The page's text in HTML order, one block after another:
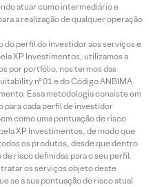
atuar como intermediário e
a realização de qualquer operação
do perfil do investidor aos serviços e
XP Investimentos, utilizamos a
por portfólio, nos termos das
nº 01 e do Código ANBIMA
Essa metodologia consiste em
para cada perfil de investidor
como uma pontuação de risco
XP Investimentos, de modo que
os produtos, desde que dentro
risco definidas para o seu perfil.
os serviços objeto deste
se a sua pontuação de risco atual